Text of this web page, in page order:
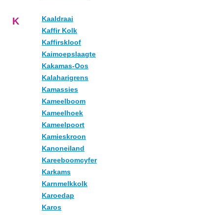
K
Kaaldraai
Kaffir Kolk
Kaffirskloof
Kaimoepslaagte
Kakamas-Oos
Kalaharigrens
Kamassies
Kameelboom
Kameelhoek
Kameelpoort
Kamieskroon
Kanoneiland
Kareeboomcyfer
Karkams
Karnmelkkolk
Karoedap
Karos